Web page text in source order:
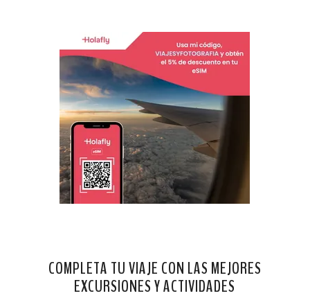
COMPLETA TU VIAJE CON LAS MEJORES
EXCURSIONES Y ACTIVIDADES